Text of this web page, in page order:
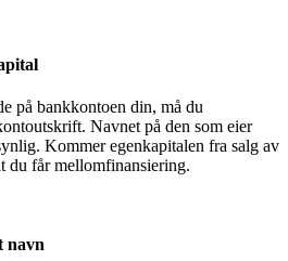
på bankkontoen din, må du
Navnet på den som eier
Kommer egenkapitalen fra salg av
du får mellomfinansiering.
navn